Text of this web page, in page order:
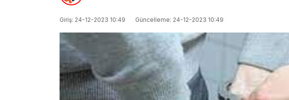
Giriş: 24-12-2023 10:49 Güncelleme: 24-12-2023 10:49